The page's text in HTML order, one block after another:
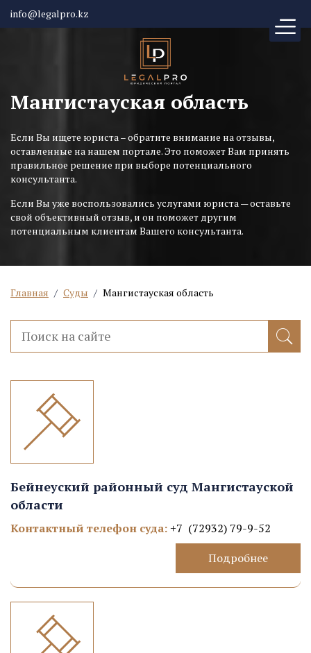
info@legalpro.kz
Мангистауская область
Если Вы ищете юриста – обратите внимание на отзывы,
оставленные на нашем портале. Это поможет Вам принять
правильное решение при выборе потенциального
консультанта.
Если Вы уже воспользовались услугами юриста — оставьте
свой объективный отзыв, и он поможет другим
потенциальным клиентам Вашего консультанта.
Главная / Суды / Мангистауская область
Бейнеуский районный суд Мангистауской
области
Контактный телефон суда: +7 (72932) 79-9-52
Подробнее